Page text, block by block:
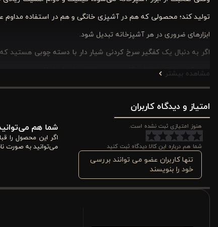
تولید کند؛ محصولی که هم در آشپزی خانگی و هم در استفاده مداوم
ابزارهای ضروری در هر آشپزخانه تبدیل شود.
اگر به دنبال یک کفگیر سرخ کردنی شیار دار با دسته چوبی هستید
ورونیکا می‌تواند انتخابی کاربردی و مطمئن برای شما باشد.
جنس بدنه و کیفیت ساخت
بدنه این کفگیر از ترکیب متریال مقاوم با روکش تفلون طراحی
مختلف، کفگیر مقاومت خوبی در برابر حرارت و استفاده مداوم
روانی داشته باشد. استفاده از متریال باکیفیت در ساخت این محصول
مشاهده بیشتر
امتیاز و دیدگاه کاربران
هنوز امتیازی ثبت نشده است.
شما هم درباره این کالا دیدگاه ثبت کنید
تنها کاربران عضو می توانند بررسی
خود را بنویسند
شما هم
اگر این محصول را
می‌توانید به صورت